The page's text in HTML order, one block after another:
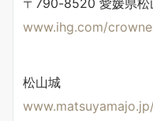
〒790-8520 愛媛県松
www.ihg.com/
松山城
www.matsuyamajo.jp/